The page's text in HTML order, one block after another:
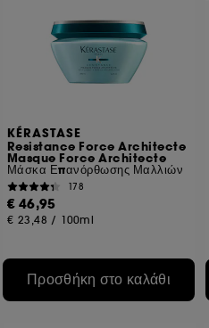
KÉRASTASE
Resistance Force Architecte
Masque Force Architecte
Μάσκα Επανόρθωσης Μαλλιών
178
€ 46,95
€ 23,48 / 100ml
Προσθήκη στο καλάθι